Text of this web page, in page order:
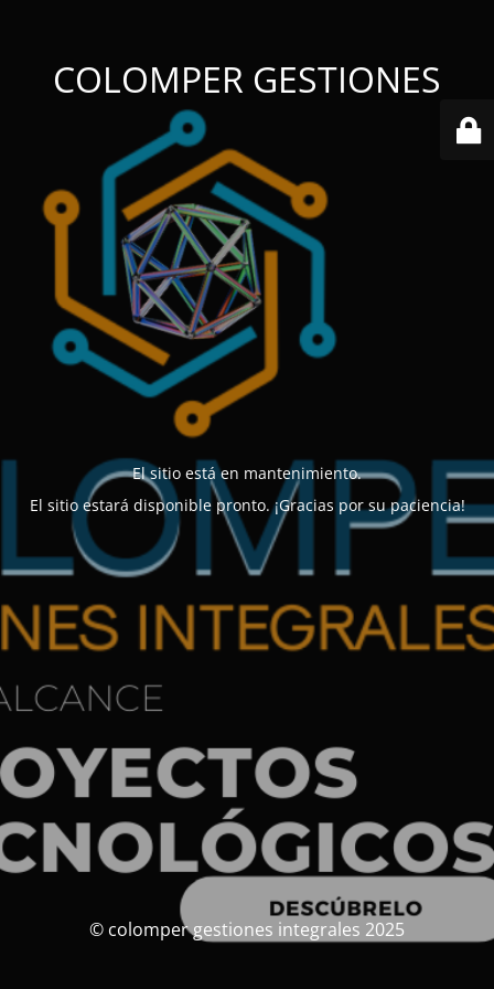
COLOMPER GESTIONES
El sitio está en mantenimiento.
El sitio estará disponible pronto. ¡Gracias por su paciencia!
© colomper gestiones integrales 2025